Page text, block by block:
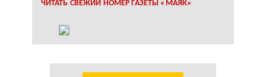
ЧИТАТЬ СВЕЖИЙ НОМЕР ГАЗЕТЫ «МАЯК»